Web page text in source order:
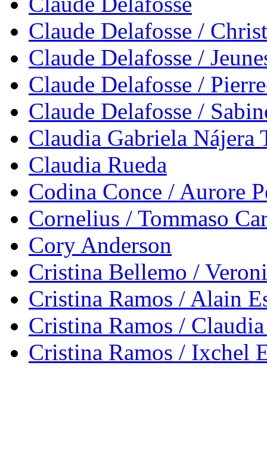
Claude Delafosse /
Claude Delafosse /
Claude Delafosse /
Claude Delafosse /
Claudia Gabriela
Claudia Rueda
Codina Conce / Aurore
Cornelius / Tommaso
Cory Anderson
Cristina Bellemo /
Cristina Ramos / Alain
Cristina Ramos /
Cristina Ramos / Ixchel